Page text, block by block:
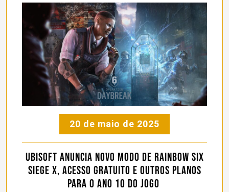
20 de maio de 2025
Ubisoft anuncia novo modo de Rainbow Six
Siege X, acesso gratuito e outros planos
para o ano 10 do jogo